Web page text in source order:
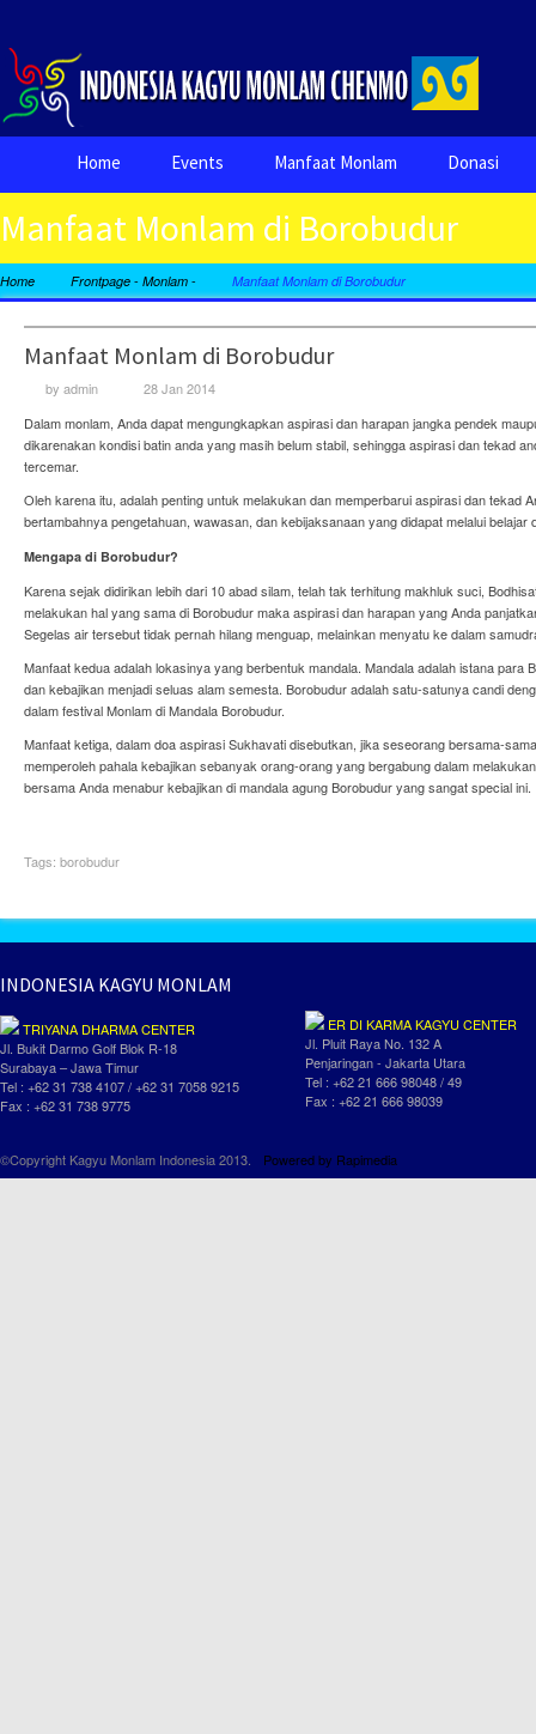
Home Events Manfaat Monlam Donasi
Manfaat Monlam di Borobudur
Home Frontpage - Monlam - Manfaat Monlam di Borobudur
Manfaat Monlam di Borobudur
by admin
28 Jan 2014
Dalam monlam, Anda dapat mengungkapkan aspirasi dan harapan jangka pendek
dikarenakan kondisi batin anda yang masih belum stabil, sehingga aspirasi dan tekad
tercemar.
Oleh karena itu, adalah penting untuk melakukan dan memperbarui aspirasi dan tekad
bertambahnya pengetahuan, wawasan, dan kebijaksanaan yang didapat melalui belajar
Mengapa di Borobudur?
Karena sejak didirikan lebih dari 10 abad silam, telah tak terhitung makhluk suci,
melakukan hal yang sama di Borobudur maka aspirasi dan harapan yang Anda
Segelas air tersebut tidak pernah hilang menguap, melainkan menyatu ke dalam
Manfaat kedua adalah lokasinya yang berbentuk mandala. Mandala adalah istana
dan kebajikan menjadi seluas alam semesta. Borobudur adalah satu-satunya candi
dalam festival Monlam di Mandala Borobudur.
Manfaat ketiga, dalam doa aspirasi Sukhavati disebutkan, jika seseorang bersama-
memperoleh pahala kebajikan sebanyak orang-orang yang bergabung dalam
bersama Anda menabur kebajikan di mandala agung Borobudur yang sangat special ini.
Tags: borobudur
INDONESIA KAGYU MONLAM
TRIYANA DHARMA CENTER
Jl. Bukit Darmo Golf Blok R-18
Surabaya – Jawa Timur
Tel : +62 31 738 4107 / +62 31 7058 9215
Fax : +62 31 738 9775
ER DI KARMA KAGYU CENTER
Jl. Pluit Raya No. 132 A
Penjaringan - Jakarta Utara
Tel : +62 21 666 98048 / 49
Fax : +62 21 666 98039
©Copyright Kagyu Monlam Indonesia 2013. Powered by Rapimedia